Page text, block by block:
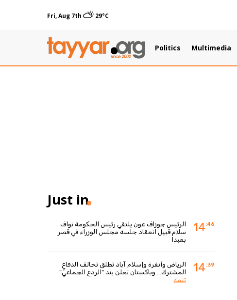
Fri, Aug 7th 29°C
Politics Multimedia
Just in
14:46
الرئيس جوزاف عون يلتقي رئيس الحكومة نواف
سلام قبيل انعقاد جلسة مجلس الوزراء في قصر
بعبدا
14 :39
الرياض وأنقرة وإسلام آباد تطلق تحالف الدفاع
المشترك... وباكستان تعلن بند "الردع الجماعيّ"
تتمة